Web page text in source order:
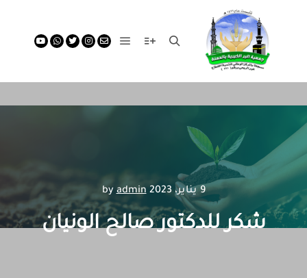
9 يناير، 2023 by
admin
شكر للدكتور صالح الونيان